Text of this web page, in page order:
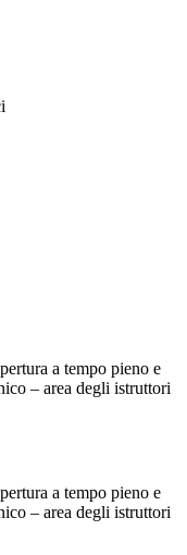
a tempo pieno e
– area degli istruttori
a tempo pieno e
– area degli istruttori